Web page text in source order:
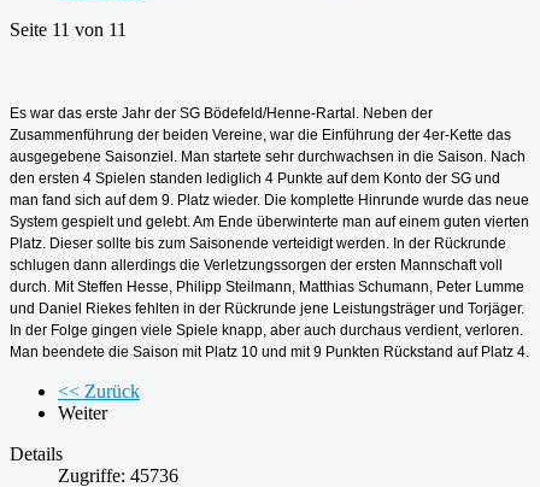
Seite 11 von 11
Es war das erste Jahr der SG Bödefeld/Henne-Rartal. Neben der
Zusammenführung der beiden Vereine, war die Einführung der 4er-Kette das
ausgegebene Saisonziel. Man startete sehr durchwachsen in die Saison. Nach
den ersten 4 Spielen standen lediglich 4 Punkte auf dem Konto der SG und
man fand sich auf dem 9. Platz wieder. Die komplette Hinrunde wurde das neue
System gespielt und gelebt. Am Ende überwinterte man auf einem guten vierten
Platz. Dieser sollte bis zum Saisonende verteidigt werden. In der Rückrunde
schlugen dann allerdings die Verletzungssorgen der ersten Mannschaft voll
durch. Mit Steffen Hesse, Philipp Steilmann, Matthias Schumann, Peter Lumme
und Daniel Riekes fehlten in der Rückrunde jene Leistungsträger und Torjäger.
In der Folge gingen viele Spiele knapp, aber auch durchaus verdient, verloren.
Man beendete die Saison mit Platz 10 und mit 9 Punkten Rückstand auf Platz 4.
<< Zurück
Weiter
Details
Zugriffe: 45736